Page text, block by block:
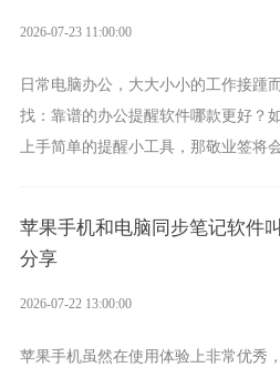
2026-07-23 11:00:00
日常电脑办公，大大小小的工作接踵
找：靠谱的办公提醒软件哪款更好？
上手简单的提醒小工具，那敬业签将
苹果手机和电脑同步笔记软件
分享
2026-07-22 13:00:00
苹果手机虽然在使用体验上非常优秀